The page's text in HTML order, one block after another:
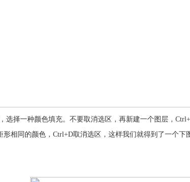
择一种颜色填充。不要取消选区，再新建一个图层，
相同的颜色，Ctrl+D取消选区，这样我们就得到了一个